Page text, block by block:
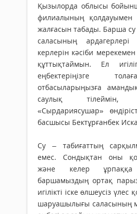
Қызылорда облысы
филиалы­ның қолдауымен
жалғасын табады. Барша
саласының
керлерін кәсіби
құттықтаймын. Ел
еңбектеріңізге
отбасыларыңызға
саулық
«Сырдариясушар»
басшысы Бектұрғанбек
Су – табиғаттың
емес. Сон­дықтан оны
және келер
баршамыздың ортақ
игілікті іске өлшеусіз
шаруашылығы саласының